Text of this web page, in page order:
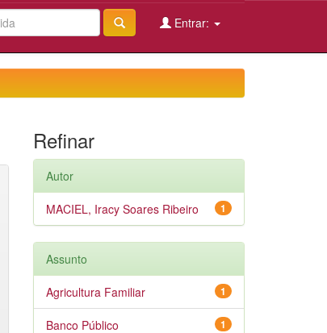
Entrar:
Refinar
Autor
1
MACIEL, Iracy Soares Ribeiro
Assunto
1
Agricultura Familiar
1
Banco Público